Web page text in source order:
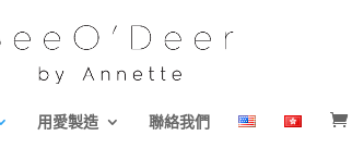
用愛製造 聯絡我們